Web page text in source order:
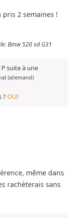
2 semaines !
Bmw 520 xd G31
suite à une
(allemand)
?OUI
même dans
rachèterais sans